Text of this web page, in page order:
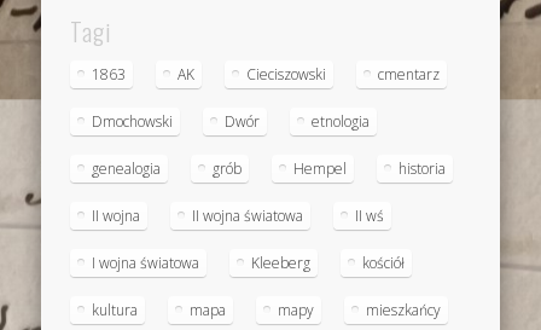
Tagi
1863 AK Cieciszowski cmentarz
Dmochowski Dwór etnologia
genealogia grób Hempel historia
II wojna II wojna światowa II wś
I wojna światowa Kleeberg kościół
kultura mapa mapy mieszkańcy